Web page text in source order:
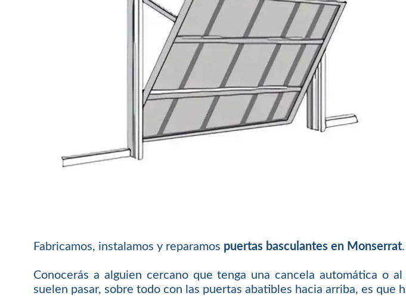
Fabricamos, instalamos y reparamos puertas basculantes en Monserrat.
Conocerás a alguien cercano que tenga una cancela automática o
suelen pasar, sobre todo con las puertas abatibles hacia arriba, es que